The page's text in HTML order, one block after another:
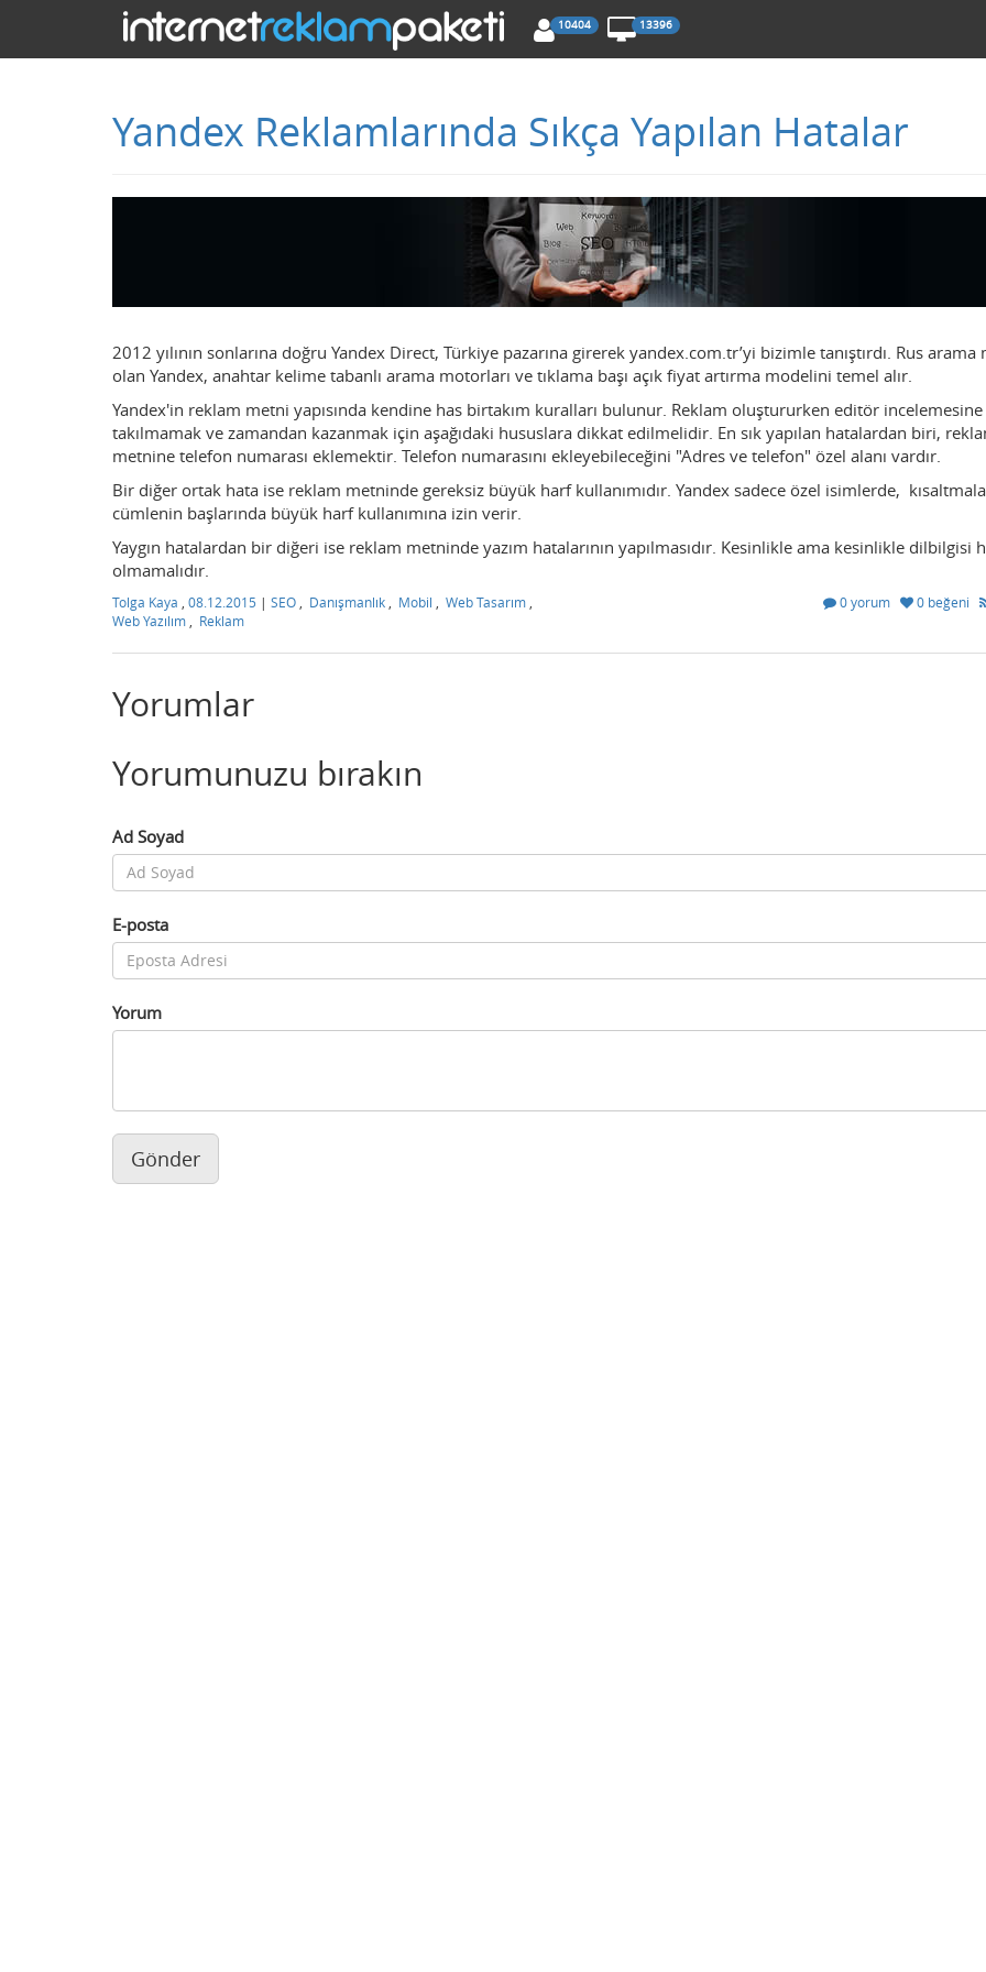
10404 13396
Yandex Reklamlarında Sıkça Yapılan Hatalar
2012 yılının sonlarına doğru Yandex Direct, Türkiye pazarına girerek yandex.com.tr’yi bizimle tanıştırdı. Rus
olan Yandex, anahtar kelime tabanlı arama motorları ve tıklama başı açık fiyat artırma modelini temel alır.
Yandex'in reklam metni yapısında kendine has birtakım kuralları bulunur. Reklam oluştururken editör incelemesine
takılmamak ve zamandan kazanmak için aşağıdaki hususlara dikkat edilmelidir. En sık yapılan hatalardan biri,
metnine telefon numarası eklemektir. Telefon numarasını ekleyebileceğini "Adres ve telefon" özel alanı vardır.
Bir diğer ortak hata ise reklam metninde gereksiz büyük harf kullanımıdır. Yandex sadece özel isimlerde,
cümlenin başlarında büyük harf kullanımına izin verir.
Yaygın hatalardan bir diğeri ise reklam metninde yazım hatalarının yapılmasıdır. Kesinlikle ama kesinlikle dilbilgisi
olmamalıdır.
Tolga Kaya 08.12.2015 | SEO Danışmanlık Mobil Web Tasarım
Web Yazılım
Reklam
0 yorum 0 beğeni
Yorumlar
Yorumunuzu bırakın
Ad Soyad
E-posta
Yorum
Gönder